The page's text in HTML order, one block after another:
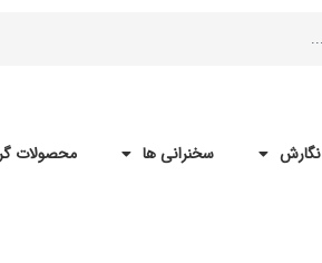
نگارش سخنرانی ها محصولات